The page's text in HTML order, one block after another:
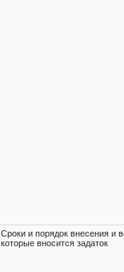
Сроки и порядок внесения и
которые вносится задаток